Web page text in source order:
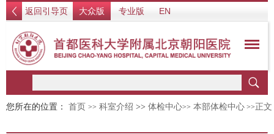
返回引导页 大众版 专业版 EN
您所在的位置： 首页 >> 科室介绍 >> 体检中心>> 本部体检中心 >>正文